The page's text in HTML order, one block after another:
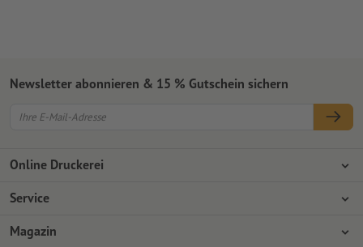
Online Druckerei
Über Onlineprinters
Presse
Service
Zahlungsarten
Magazin
Newsletter abonnieren & 15 % Gutschein sichern